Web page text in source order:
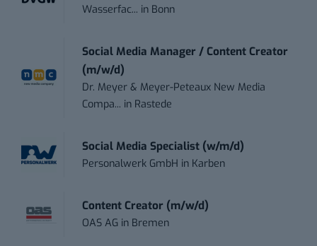
Wasserfac... in Bonn
Social Media Manager / Content Creator
(m/w/d)
Dr. Meyer & Meyer-Peteaux New Media
Compa... in Rastede
Social Media Specialist (w/m/d)
Personalwerk GmbH in Karben
Content Creator (m/w/d)
OAS AG in Bremen